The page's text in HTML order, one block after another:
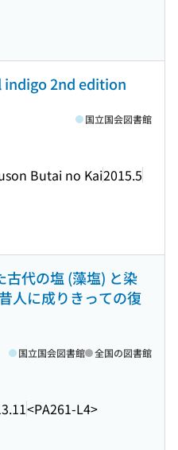
indigo 2nd edition
Butai no Kai2015.5
国立国会図書館
古代の塩 (藻塩) と染
人に成りきっての復
<PA261-L4>
国立国会図書館 全国の図書館